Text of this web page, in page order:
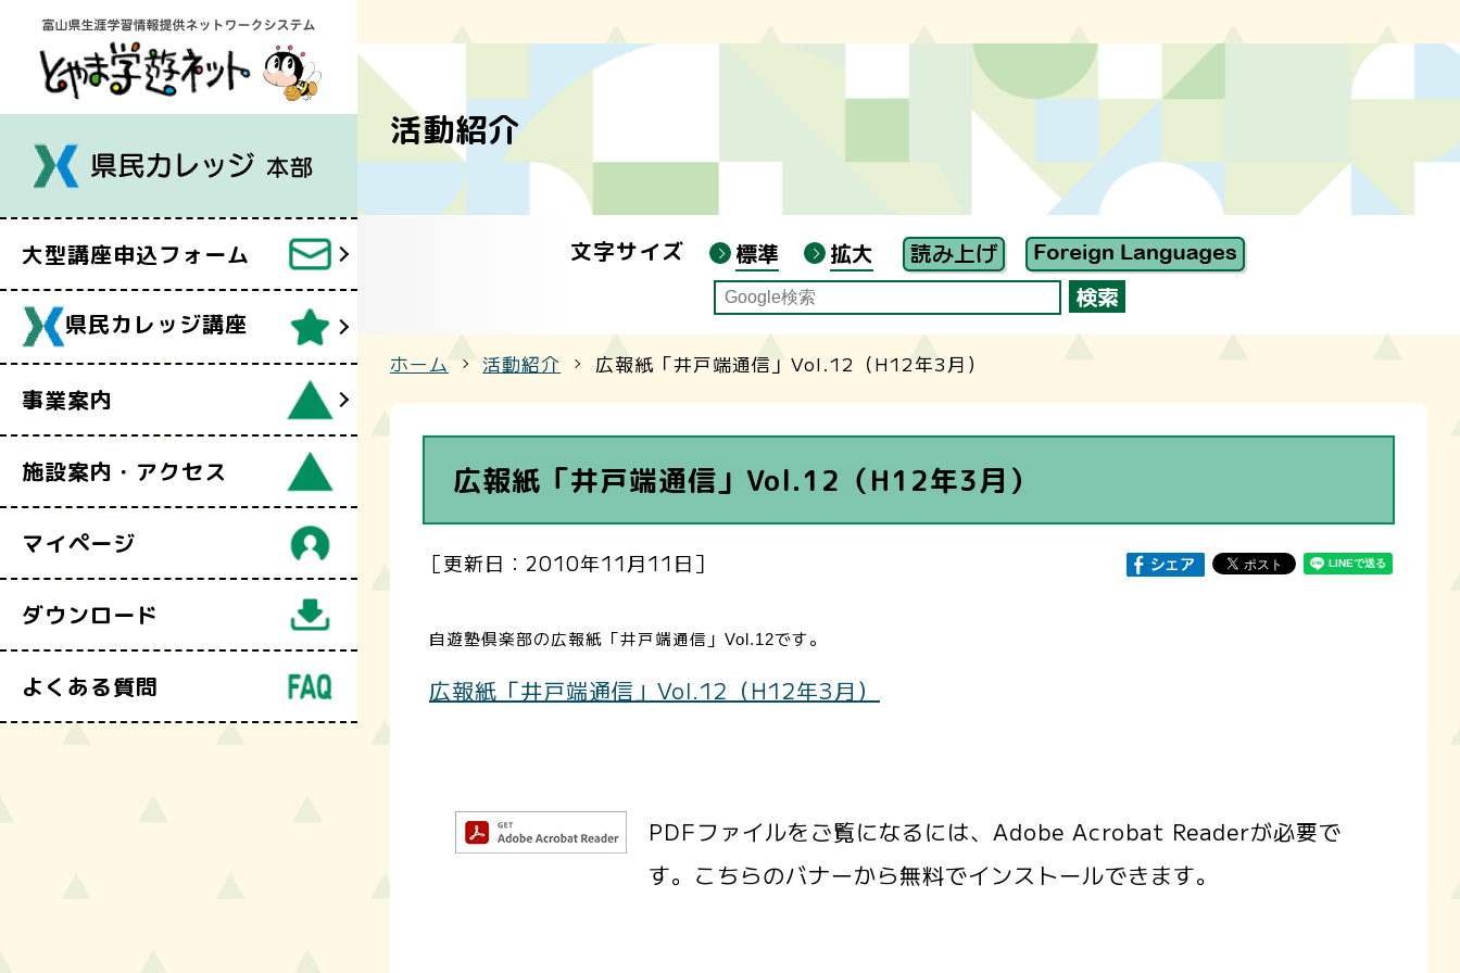
大型講座申込フォーム
令和８年度 夏季講座（渡部陽一氏講演会）申込み
フォーム
県民カレッジ講座
講座案内
県民カレッジ主催講座
県民カレッジ連携講座
「オンライン自宅受講」について
事業案内
事業案内
雷鳥会
県民カレッジ叢書
施設案内・アクセス
マイページ
ダウンロード
よくある質問
活動紹介
文字サイズ 標準 拡大
ホーム 活動紹介 広報紙「井戸端通信」Vol.12（H12年3月）
広報紙「井戸端通信」Vol.12（H12年3月）
［更新日：2010年11月11日］
自遊塾倶楽部の広報紙「井戸端通信」 Vol.12です。
広報紙「井戸端通信」Vol.12（H12年3月）
PDFファイルをご覧になるには、Adobe Acrobat Readerが必要で
す。こちらのバナーから無料でインストールできます。